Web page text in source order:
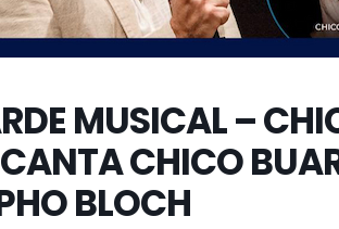
MUSICAL –
CHICO
BLOCH